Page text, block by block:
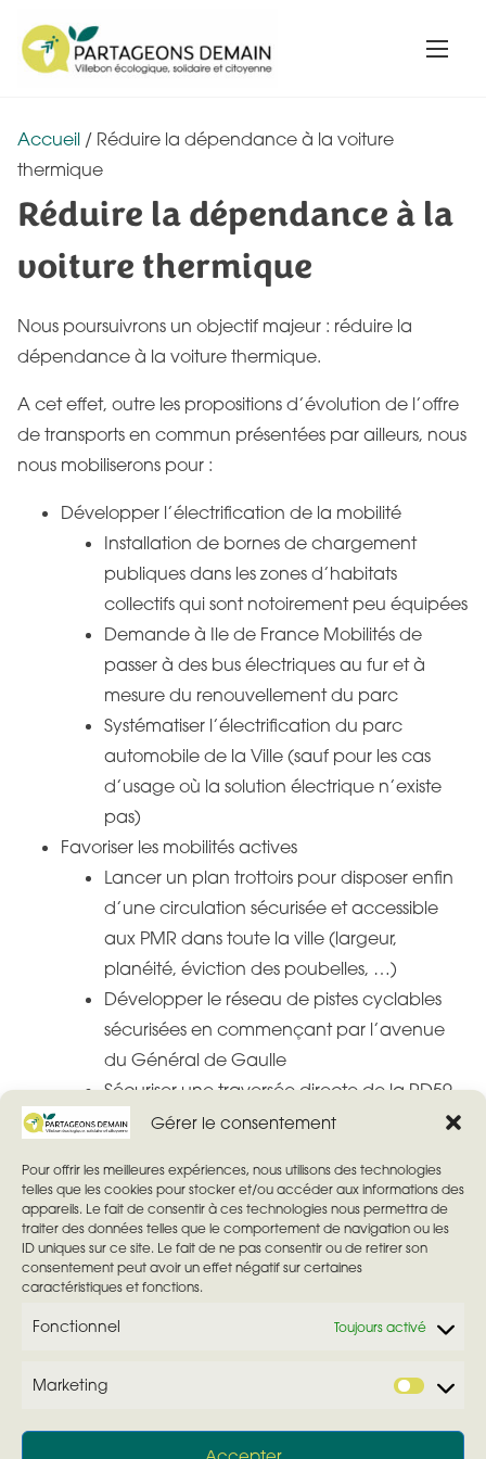
Gérer le consentement
Pour offrir les meilleures expériences, nous utilisons des technologies
telles que les cookies pour stocker et/ou accéder aux informations des
appareils. Le fait de consentir à ces technologies nous permettra de
traiter des données telles que le comportement de navigation ou les
ID uniques sur ce site. Le fait de ne pas consentir ou de retirer son
consentement peut avoir un effet négatif sur certaines
caractéristiques et fonctions.
Fonctionnel Toujours activé
Marketing
a
Accueil / Réduire la dépendance à la voiture
thermique
Réduire la dépendance à la
voiture thermique
Nous poursuivrons un objectif majeur : réduire la
dépendance à la voiture thermique.
A cet effet, outre les propositions d’évolution de l’offre
de transports en commun présentées par ailleurs, nous
nous mobiliserons pour :
Développer l’électrification de la mobilité
Installation de bornes de chargement
publiques dans les zones d’habitats
collectifs qui sont notoirement peu équipées
Demande à Ile de France Mobilités de
passer à des bus électriques au fur et à
mesure du renouvellement du parc
Systématiser l’électrification du parc
automobile de la Ville (sauf pour les cas
d’usage où la solution électrique n’existe
pas)
Favoriser les mobilités actives
Lancer un plan trottoirs pour disposer enfin
d’une circulation sécurisée et accessible
aux PMR dans toute la ville (largeur,
planéité, éviction des poubelles, …)
Développer le réseau de pistes cyclables
sécurisées en commençant par l’avenue
du Général de Gaulle
Sécuriser une traversée directe de la RD59
par la promenade de l’Yvette
personnel municipal
Nous souhaitons multiplier les situations où il est plus
simple, plus efficace de marcher, prendre son vélo ou
les transports en commun.
© 2026 Partageons Demain— Tous droits réservés